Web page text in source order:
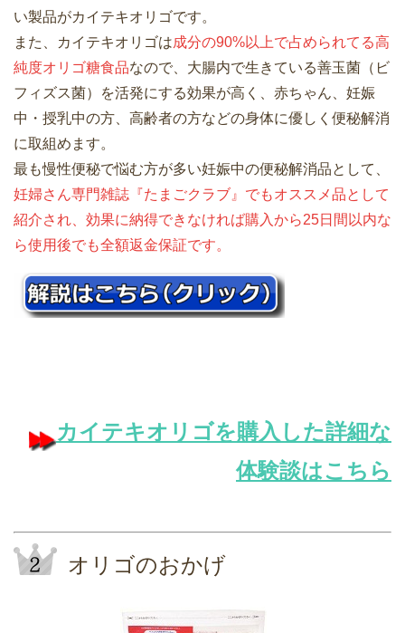
い製品がカイテキオリゴです。
また、カイテキオリゴは成分の90%以上で占められてる高
純度オリゴ糖食品なので、大腸内で生きている善玉菌（ビ
フィズス菌）を活発にする効果が高く、赤ちゃん、妊娠
中・授乳中の方、高齢者の方などの身体に優しく便秘解消
に取組めます。
最も慢性便秘で悩む方が多い妊娠中の便秘解消品として、
妊婦さん専門雑誌『たまごクラブ』でもオススメ品として
紹介され、効果に納得できなければ購入から25日間以内な
ら使用後でも全額返金保証です。
カイテキオリゴを購入した詳細な
体験談はこちら
オリゴのおかげ